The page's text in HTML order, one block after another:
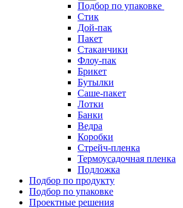
Подбор по упаковке
Стик
Дой-пак
Пакет
Стаканчики
Флоу-пак
Брикет
Бутылки
Саше-пакет
Лотки
Банки
Ведра
Коробки
Стрейч-пленка
Термоусадочная пленка
Подложка
Подбор по продукту
Подбор по упаковке
Проектные решения